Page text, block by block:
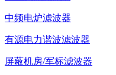
中频电炉滤波器
有源电力谐波滤波器
屏蔽机房/军标滤波器